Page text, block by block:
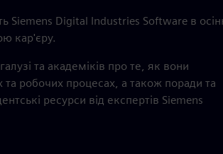
Siemens Digital Industries Software в
кар'єру.
та академіків про те, як вони
робочих процесах, а також поради та
ресурси від експертів Siemens